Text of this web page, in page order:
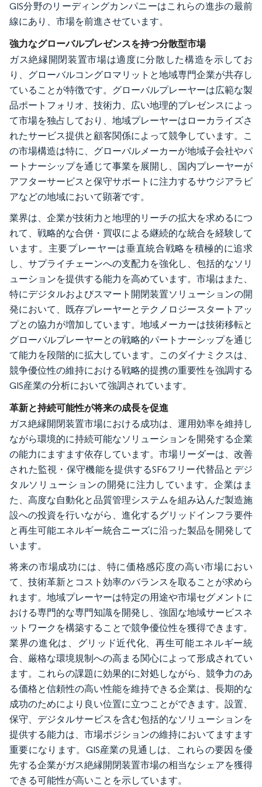
GIS分野のリーディングカンパニーはこれらの進歩の最前
線にあり、市場を前進させています。
強力なグローバルプレゼンスを持つ分散型市場
ガス絶縁開閉装置市場は適度に分散した構造を示してお
り、グローバルコングロマリットと地域専門企業が共存し
ていることが特徴です。グローバルプレーヤーは広範な製
品ポートフォリオ、技術力、広い地理的プレゼンスによっ
て市場を独占しており、地域プレーヤーはローカライズさ
れたサービス提供と顧客関係によって競争しています。こ
の市場構造は特に、グローバルメーカーが地域子会社やパ
ートナーシップを通じて事業を展開し、国内プレーヤーが
アフターサービスと保守サポートに注力するサウジアラビ
アなどの地域において顕著です。
業界は、企業が技術力と地理的リーチの拡大を求めるにつ
れて、戦略的な合併・買収による継続的な統合を経験して
います。主要プレーヤーは垂直統合戦略を積極的に追求
し、サプライチェーンへの支配力を強化し、包括的なソリ
ューションを提供する能力を高めています。市場はまた、
特にデジタルおよびスマート開閉装置ソリューションの開
発において、既存プレーヤーとテクノロジースタートアッ
プとの協力が増加しています。地域メーカーは技術移転と
グローバルプレーヤーとの戦略的パートナーシップを通じ
て能力を段階的に拡大しています。このダイナミクスは、
競争優位性の維持における戦略的提携の重要性を強調する
GIS産業の分析において強調されています。
革新と持続可能性が将来の成長を促進
ガス絶縁開閉装置市場における成功は、運用効率を維持し
ながら環境的に持続可能なソリューションを開発する企業
の能力にますます依存しています。市場リーダーは、改善
された監視・保守機能を提供するSF6フリー代替品とデジ
タルソリューションの開発に注力しています。企業はま
た、高度な自動化と品質管理システムを組み込んだ製造施
設への投資を行いながら、進化するグリッドインフラ要件
と再生可能エネルギー統合ニーズに沿った製品を開発して
います。
将来の市場成功には、特に価格感応度の高い市場におい
て、技術革新とコスト効率のバランスを取ることが求めら
れます。地域プレーヤーは特定の用途や市場セグメントに
おける専門的な専門知識を開発し、強固な地域サービスネ
ットワークを構築することで競争優位性を獲得できます。
業界の進化は、グリッド近代化、再生可能エネルギー統
合、厳格な環境規制への高まる関心によって形成されてい
ます。これらの課題に効果的に対処しながら、競争力のあ
る価格と信頼性の高い性能を維持できる企業は、長期的な
成功のためにより良い位置に立つことができます。設置、
保守、デジタルサービスを含む包括的なソリューションを
提供する能力は、市場ポジションの維持においてますます
重要になります。GIS産業の見通しは、これらの要因を優
先する企業がガス絶縁開閉装置市場の相当なシェアを獲得
できる可能性が高いことを示しています。